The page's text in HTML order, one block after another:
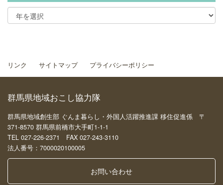
リンク サイトマップ プライバシーポリシー
群馬県地域おこし協力隊
群馬県地域創生部 ぐんま暮らし・外国人活躍推進課 移住促進係 〒
371-8570 群馬県前橋市大手町1-1-1
TEL 027-226-2371 FAX 027-243-3110
法人番号：7000020100005
お問い合わせ